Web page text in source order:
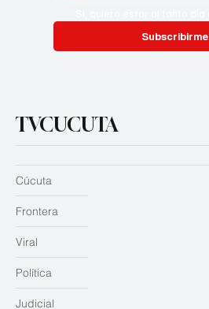
Subscribirme
TVCUCUTA
Judicial
Cúcuta
Frontera
Viral
Política